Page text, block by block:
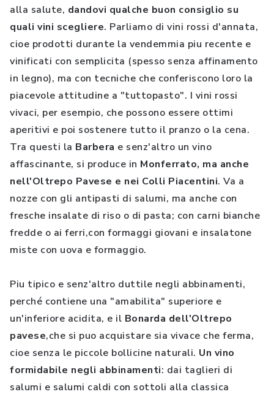
alla salute, dandovi qualche buon consiglio su
quali vini scegliere. Parliamo di vini rossi d'annata,
cioe prodotti durante la vendemmia piu recente e
vinificati con semplicita (spesso senza affinamento
in legno), ma con tecniche che conferiscono loro la
piacevole attitudine a "tuttopasto". I vini rossi
vivaci, per esempio, che possono essere ottimi
aperitivi e poi sostenere tutto il pranzo o la cena.
Tra questi la Barbera e senz'altro un vino
affascinante, si produce in Monferrato, ma anche
nell'Oltrepo Pavese e nei Colli Piacentini. Va a
nozze con gli antipasti di salumi, ma anche con
fresche insalate di riso o di pasta; con carni bianche
fredde o ai ferri,con formaggi giovani e insalatone
miste con uova e formaggio.
Piu tipico e senz'altro duttile negli abbinamenti,
perché contiene una "amabilita" superiore e
un'inferiore acidita, e il Bonarda dell'Oltrepo
pavese,che si puo acquistare sia vivace che ferma,
cioe senza le piccole bollicine naturali. Un vino
formidabile negli abbinamenti: dai taglieri di
salumi e salumi caldi con sottoli alla classica